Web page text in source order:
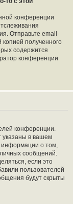
конференции
Отправьте email-
полученного
содержится
конференции
конференции.
указаны в вашем
информации о том,
сообщений.
если это
пользователей
будут скрыты